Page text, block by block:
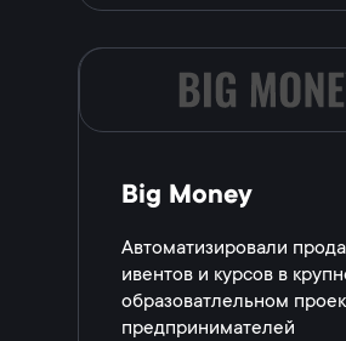
Big Money
Автоматизировали
ивентов и курсов в
образоватлельном
предпринимателей